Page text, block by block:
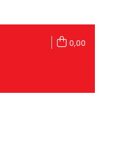
0,00